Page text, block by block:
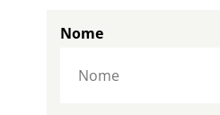
Nome